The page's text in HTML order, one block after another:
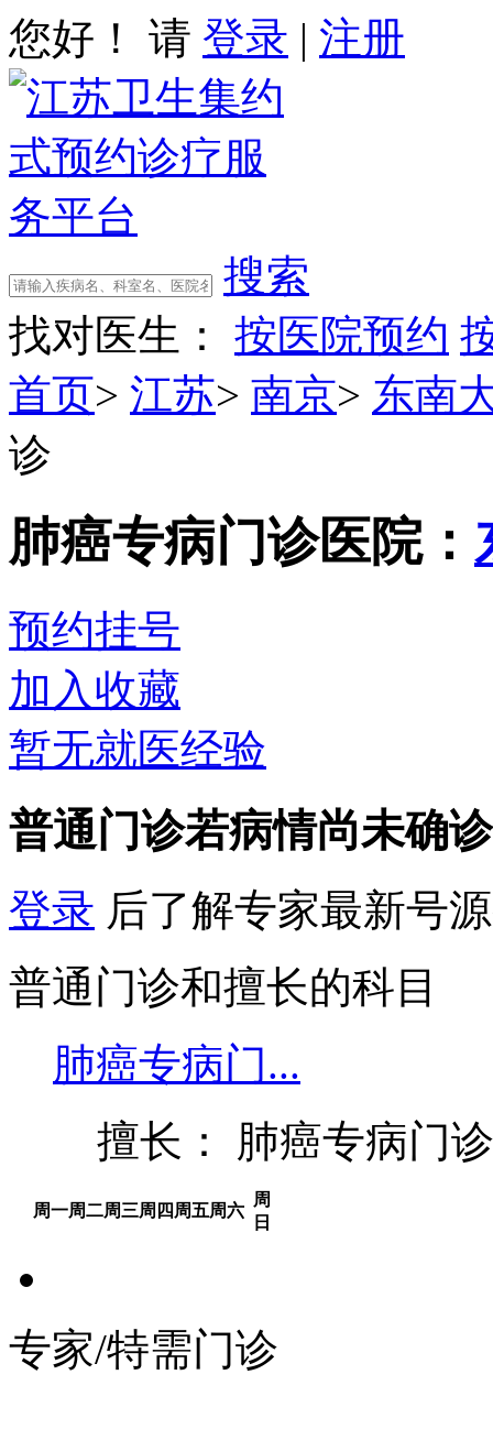
您好！ 请 登录 | 注册
搜索
找对医生：
按医院预约
首页> 江苏> 南京> 东南
诊
肺癌专病门诊医院：
预约挂号
加入收藏
暂无就医经验
普通门诊若病情尚未确
登录 后了解专家最新号
普通门诊和擅长的科目
肺癌专病门...
擅长： 肺癌专病门
周一周二周三周四 周五周六
周
日
专家/特需门诊